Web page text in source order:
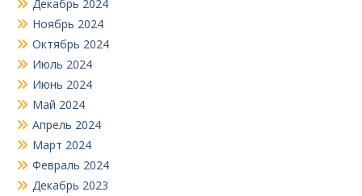
Декабрь 2024
Ноябрь 2024
Октябрь 2024
Июль 2024
Июнь 2024
Май 2024
Апрель 2024
Март 2024
Февраль 2024
Декабрь 2023